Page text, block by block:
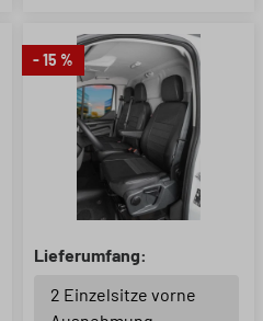
- 15 %
Lieferumfang:
2 Einzelsitze vorne